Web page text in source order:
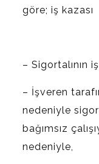
göre; iş kazası
– Sigortalının
– İşveren
nedeniyle
bağımsız
nedeniyle,